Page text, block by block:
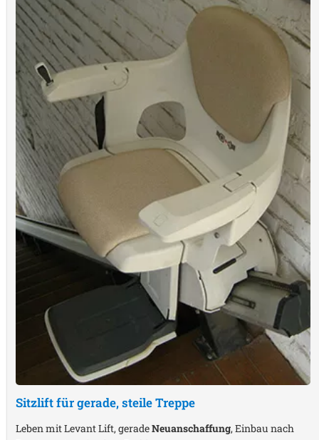
Sitzlift für gerade, steile Treppe
Leben mit Levant Lift, geradeNeuanschaffung, Einbau nach